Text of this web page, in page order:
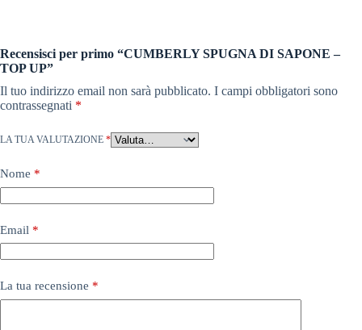
Recensisci per primo “CUMBERLY SPUGNA DI SAPONE –
TOP UP”
Il tuo indirizzo email non sarà pubblicato. I campi obbligatori sono
contrassegnati *
LA TUA VALUTAZIONE *
Nome *
Email *
La tua recensione *